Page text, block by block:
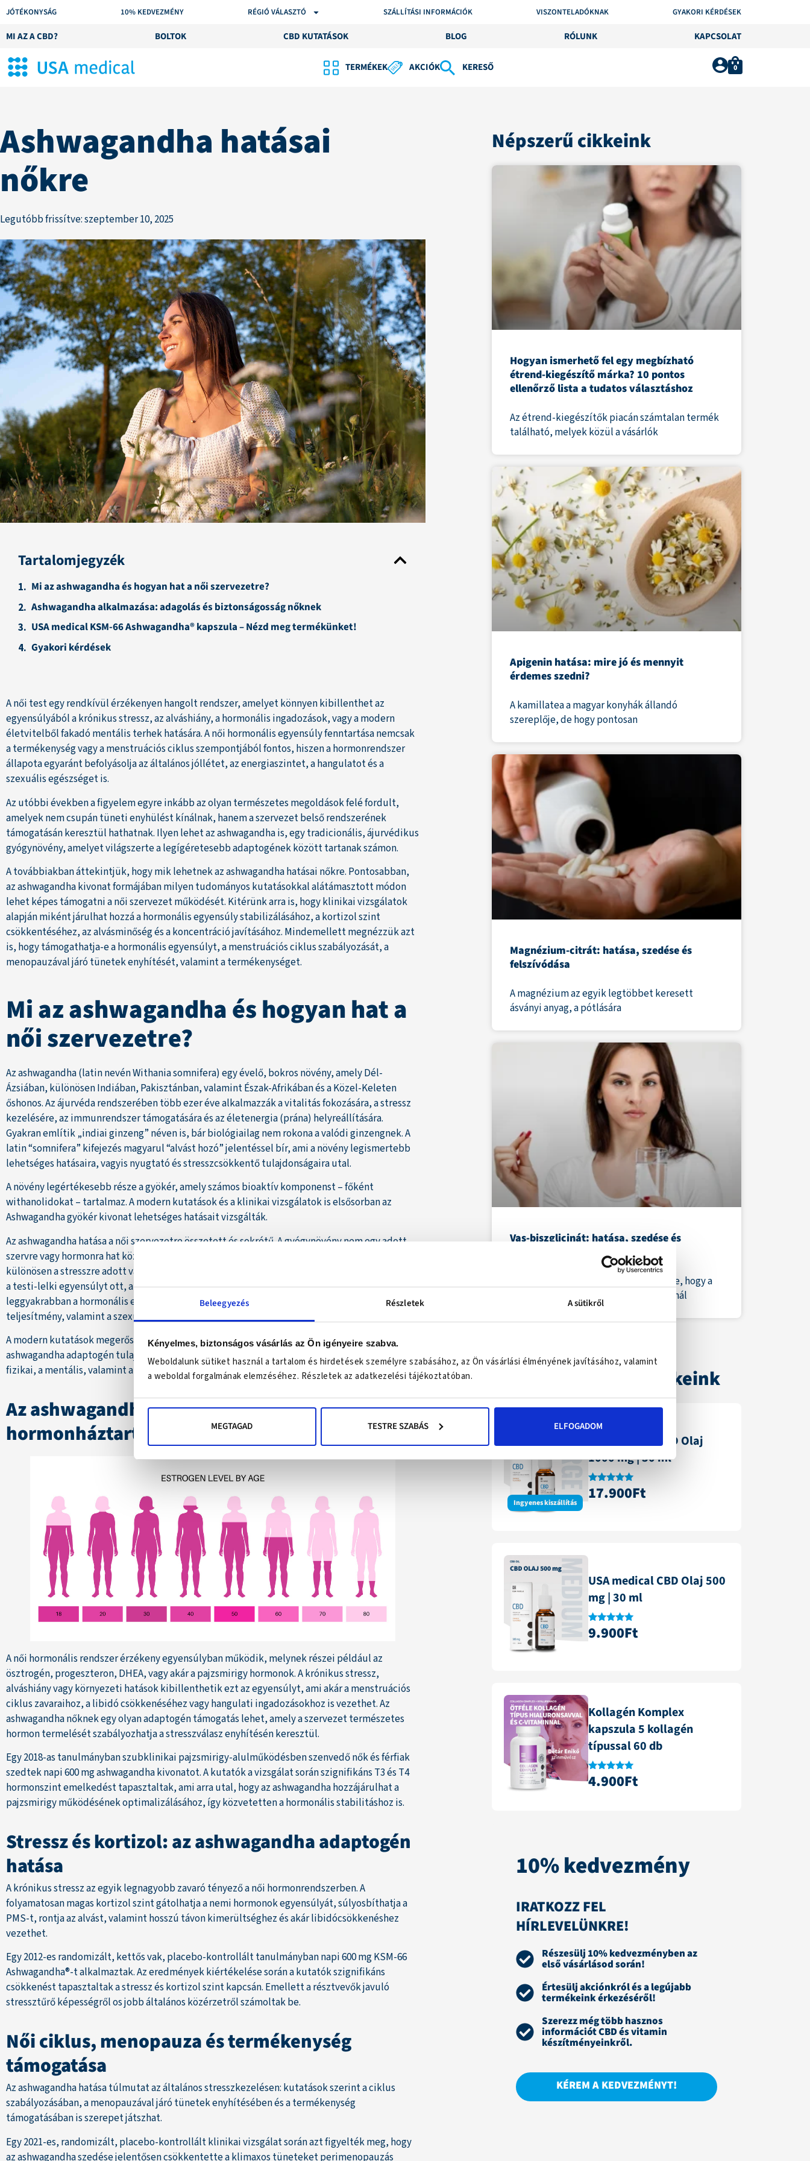
Beleegyezés Részletek A sütikről
Kényelmes, biztonságos vásárlás az Ön igényeire szabva.
Weboldalunk sütiket használ a tartalom és hirdetések személyre szabásához, az Ön vásárlási élményének javításához, valamint
a weboldal forgalmának elemzéséhez. Részletek az adatkezelési tájékoztatóban.
MEGTAGAD TESTRE SZABÁS ELFOGADOM
JÓTÉKONYSÁG 10% KEDVEZMÉNY RÉGIÓ VÁLASZTÓ SZÁLLÍTÁSI INFORMÁCIÓK VISZONTELADÓKNAK GYAKORI KÉRDÉSEK
MI AZ A CBD? BOLTOK CBD KUTATÁSOK BLOG RÓLUNK KAPCSOLAT
TERMÉKEK AKCIÓK KERESŐ 0
Ashwagandha hatásai
nőkre
Legutóbb frissítve: szeptember 10, 2025
Tartalomjegyzék
Mi az ashwagandha és hogyan hat a női szervezetre?
Ashwagandha alkalmazása: adagolás és biztonságosság nőknek
USA medical KSM-66 Ashwagandha® kapszula – Nézd meg termékünket!
Gyakori kérdések
A női test egy rendkívül érzékenyen hangolt rendszer, amelyet könnyen kibillenthet az
egyensúlyából a krónikus stressz, az alváshiány, a hormonális ingadozások, vagy a modern
életvitelből fakadó mentális terhek hatására. A női hormonális egyensúly fenntartása nemcsak
a termékenység vagy a menstruációs ciklus szempontjából fontos, hiszen a hormonrendszer
állapota egyaránt befolyásolja az általános jóllétet, az energiaszintet, a hangulatot és a
szexuális egészséget is.
Az utóbbi években a figyelem egyre inkább az olyan természetes megoldások felé fordult,
amelyek nem csupán tüneti enyhülést kínálnak, hanem a szervezet belső rendszerének
támogatásán keresztül hathatnak. Ilyen lehet az ashwagandha is, egy tradicionális, ájurvédikus
gyógynövény, amelyet világszerte a legígéretesebb adaptogének között tartanak számon.
A továbbiakban áttekintjük, hogy mik lehetnek az ashwagandha hatásai nőkre. Pontosabban,
az ashwagandha kivonat formájában milyen tudományos kutatásokkal alátámasztott módon
lehet képes támogatni a női szervezet működését. Kitérünk arra is, hogy klinikai vizsgálatok
alapján miként járulhat hozzá a hormonális egyensúly stabilizálásához, a kortizol szint
csökkentéséhez, az alvásminőség és a koncentráció javításához. Mindemellett megnézzük azt
is, hogy támogathatja-e a hormonális egyensúlyt, a menstruációs ciklus szabályozását, a
menopauzával járó tünetek enyhítését, valamint a termékenységet.
Mi az ashwagandha és hogyan hat a
női szervezetre?
Az ashwagandha (latin nevén Withania somnifera) egy évelő, bokros növény, amely Dél-
Ázsiában, különösen Indiában, Pakisztánban, valamint Észak-Afrikában és a Közel-Keleten
őshonos. Az ájurvéda rendszerében több ezer éve alkalmazzák a vitalitás fokozására, a stressz
kezelésére, az immunrendszer támogatására és az életenergia (prána) helyreállítására.
Gyakran említik „indiai ginzeng” néven is, bár biológiailag nem rokona a valódi ginzengnek. A
latin “somnifera” kifejezés magyarul “alvást hozó” jelentéssel bír, ami a növény legismertebb
lehetséges hatásaira, vagyis nyugtató és stresszcsökkentő tulajdonságaira utal.
A növény legértékesebb része a gyökér, amely számos bioaktív komponenst – főként
withanolidokat – tartalmaz. A modern kutatások és a klinikai vizsgálatok is elsősorban az
Ashwagandha gyökér kivonat lehetséges hatásait vizsgálták.
Az ashwagandha hatása a női szervezetre összetett és sokrétű. A gyógynövény nem egy adott
szervre vagy hormonra hat közvetlenül, hanem az egész szervezet működését hangolja újra –
különösen a stresszre adott válaszreakciókon keresztül. Adaptogénként segíthet visszaállítani
a testi-lelki egyensúlyt ott, ahol a legnagyobb szükség van rá. A nők esetében ez
leggyakrabban a hormonális egyensúly, a stresszválasz, az alvásminőség, a kognitív
teljesítmény, valamint a szexuális és reproduktív funkciók területén jelentkezhet.
A modern kutatások megerősíteni látszanak azokat az ősi megfigyeléseket, amelyek szerint az
ashwagandha adaptogén tulajdonságai révén támogathatja a szervezet alkalmazkodását a
fizikai, a mentális, valamint az érzelmi stresszhez.
Az ashwagandha szerepe a női
hormonháztartásban
A női hormonális rendszer érzékeny egyensúlyban működik, melynek részei például az
ösztrogén, progeszteron, DHEA, vagy akár a pajzsmirigy hormonok. A krónikus stressz,
alváshiány vagy környezeti hatások kibillenthetik ezt az egyensúlyt, ami akár a menstruációs
ciklus zavaraihoz, a libidó csökkenéséhez vagy hangulati ingadozásokhoz is vezethet. Az
ashwagandha nőknek egy olyan adaptogén támogatás lehet, amely a szervezet természetes
hormon termelését szabályozhatja a stresszválasz enyhítésén keresztül.
Egy 2018-as tanulmányban szubklinikai pajzsmirigy-alulműködésben szenvedő nők és férfiak
szedtek napi 600 mg ashwagandha kivonatot. A kutatók a vizsgálat során szignifikáns T3 és T4
hormonszint emelkedést tapasztaltak, ami arra utal, hogy az ashwagandha hozzájárulhat a
pajzsmirigy működésének optimalizálásához, így közvetetten a hormonális stabilitáshoz is.
Stressz és kortizol: az ashwagandha adaptogén
hatása
A krónikus stressz az egyik legnagyobb zavaró tényező a női hormonrendszerben. A
folyamatosan magas kortizol szint gátolhatja a nemi hormonok egyensúlyát, súlyosbíthatja a
PMS-t, rontja az alvást, valamint hosszú távon kimerültséghez és akár libidócsökkenéshez
vezethet.
Egy 2012-es randomizált, kettős vak, placebo-kontrollált tanulmányban napi 600 mg KSM-66
Ashwagandha®-t alkalmaztak. Az eredmények kiértékelése során a kutatók szignifikáns
csökkenést tapasztaltak a stressz és kortizol szint kapcsán. Emellett a résztvevők javuló
stressztűrő képességről os jobb általános közérzetről számoltak be.
Női ciklus, menopauza és termékenység
támogatása
Az ashwagandha hatása túlmutat az általános stresszkezelésen: kutatások szerint a ciklus
szabályozásában, a menopauzával járó tünetek enyhítésében és a termékenység
támogatásában is szerepet játszhat.
Egy 2021-es, randomizált, placebo-kontrollált klinikai vizsgálat során azt figyelték meg, hogy
az ashwagandha szedése jelentősen csökkentette a klimaxos tüneteket perimenopauzás
Népszerű cikkeink
Hogyan ismerhető fel egy megbízható
étrend-kiegészítő márka? 10 pontos
ellenőrző lista a tudatos választáshoz
Az étrend-kiegészítők piacán számtalan termék
található, melyek közül a vásárlók
Apigenin hatása: mire jó és mennyit
érdemes szedni?
A kamillatea a magyar konyhák állandó
szereplője, de hogy pontosan
Magnézium-citrát: hatása, szedése és
felszívódása
A magnézium az egyik legtöbbet keresett
ásványi anyag, a pótlására
Vas-biszglicinát: hatása, szedése és
A vaspótlás egyik visszatérő nehézsége, hogy a
hagyományos vaskészítmények sokaknál
Legkelendőbb termékeink
Ingyenes kiszállítás
USA medical CBD Olaj
1000 mg | 30 ml
Értékelés:
4.87
17.900Ft
USA medical CBD Olaj 500
mg | 30 ml
Értékelés:
4.84
9.900Ft
Kollagén Komplex
kapszula 5 kollagén
típussal 60 db
Értékelés:
4.88
4.900Ft
10% kedvezmény
IRATKOZZ FEL
HÍRLEVELÜNKRE!
Részesülj 10% kedvezményben az
első vásárlásod során!
Értesülj akciónkról és a legújabb
termékeink érkezéséről!
Szerezz még több hasznos
információt CBD és vitamin
készítményeinkről.
KÉREM A KEDVEZMÉNYT!